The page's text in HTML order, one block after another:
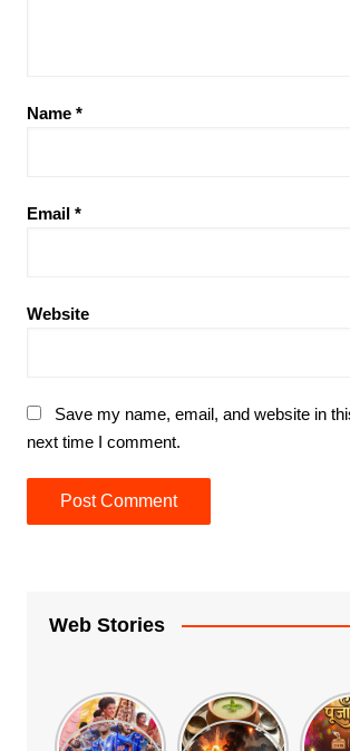
Name *
Email *
Website
Save my name, email, and website in
next time I comment.
Web Stories